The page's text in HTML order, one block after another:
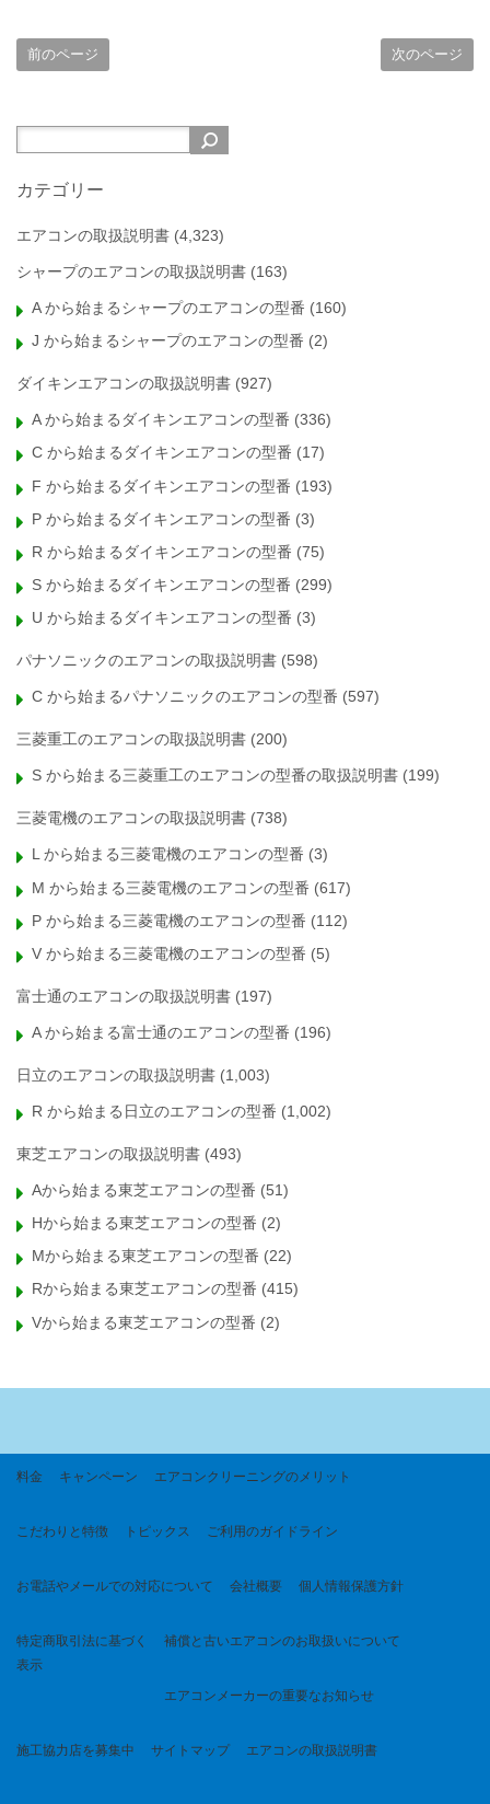
前のページ 次のページ
カテゴリー
エアコンの取扱説明書 (4,323)
シャープのエアコンの取扱説明書 (163)
A から始まるシャープのエアコンの型番 (160)
J から始まるシャープのエアコンの型番 (2)
ダイキンエアコンの取扱説明書 (927)
A から始まるダイキンエアコンの型番 (336)
C から始まるダイキンエアコンの型番 (17)
F から始まるダイキンエアコンの型番 (193)
P から始まるダイキンエアコンの型番 (3)
R から始まるダイキンエアコンの型番 (75)
S から始まるダイキンエアコンの型番 (299)
U から始まるダイキンエアコンの型番 (3)
パナソニックのエアコンの取扱説明書 (598)
C から始まるパナソニックのエアコンの型番 (597)
三菱重工のエアコンの取扱説明書 (200)
S から始まる三菱重工のエアコンの型番の取扱説明書 (199)
三菱電機のエアコンの取扱説明書 (738)
L から始まる三菱電機のエアコンの型番 (3)
M から始まる三菱電機のエアコンの型番 (617)
P から始まる三菱電機のエアコンの型番 (112)
V から始まる三菱電機のエアコンの型番 (5)
富士通のエアコンの取扱説明書 (197)
A から始まる富士通のエアコンの型番 (196)
日立のエアコンの取扱説明書 (1,003)
R から始まる日立のエアコンの型番 (1,002)
東芝エアコンの取扱説明書 (493)
Aから始まる東芝エアコンの型番 (51)
Hから始まる東芝エアコンの型番 (2)
Mから始まる東芝エアコンの型番 (22)
Rから始まる東芝エアコンの型番 (415)
Vから始まる東芝エアコンの型番 (2)
料金 キャンペーン エアコンクリーニングのメリット
こだわりと特徴 トピックス ご利用のガイドライン
お電話やメールでの対応について 会社概要 個人情報保護方針
特定商取引法に基づく
表示
補償と古いエアコンのお取扱いについて
エアコンメーカーの重要なお知らせ
施工協力店を募集中 サイトマップ エアコンの取扱説明書